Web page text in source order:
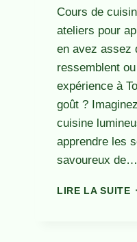
Cours de
ateliers pour
en avez assez
ressemblent
expérience à
goût ?
cuisine
apprendre les
savoureux de…
LIRE LA SUITE